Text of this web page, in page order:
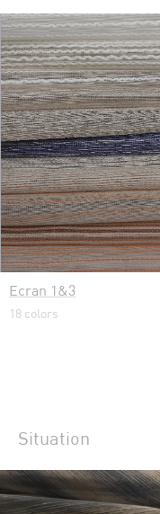
Ecran 1&3
18 colors
Situation